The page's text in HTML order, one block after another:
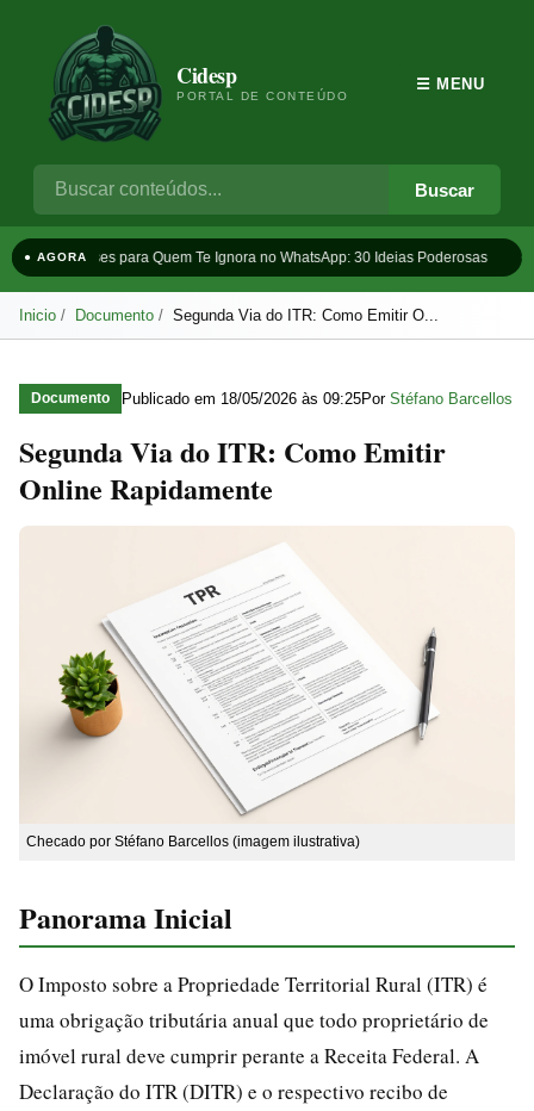
Cidesp
PORTAL DE CONTEÚDO
Buscar
☰ MENU
● AGORAFrases para Quem Te Ignora no WhatsApp: 30 Ideias Poderosas
Inicio Documento Segunda Via do ITR: Como Emitir O...
Documento Publicado em 18/05/2026 às 09:25Por Stéfano Barcellos
Segunda Via do ITR: Como Emitir
Online Rapidamente
Checado por Stéfano Barcellos (imagem ilustrativa)
Panorama Inicial
O Imposto sobre a Propriedade Territorial Rural (ITR) é
uma obrigação tributária anual que todo proprietário de
imóvel rural deve cumprir perante a Receita Federal. A
Declaração do ITR (DITR) e o respectivo recibo de